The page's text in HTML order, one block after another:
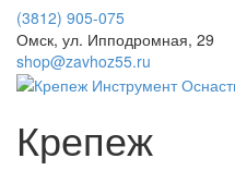
(3812) 905-075
Омск, ул. Ипподромная, 29
shop@zavhoz55.ru
Крепеж